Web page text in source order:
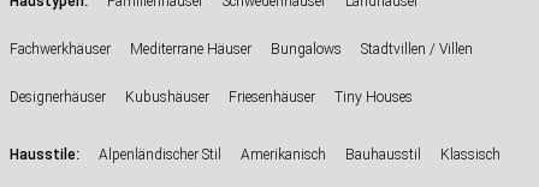
Fachwerkhäuser Mediterrane Häuser Bungalows Stadtvillen / Villen
Designerhäuser Kubushäuser Friesenhäuser Tiny Houses
Hausstile: Alpenländischer Stil Amerikanisch Bauhausstil Klassisch